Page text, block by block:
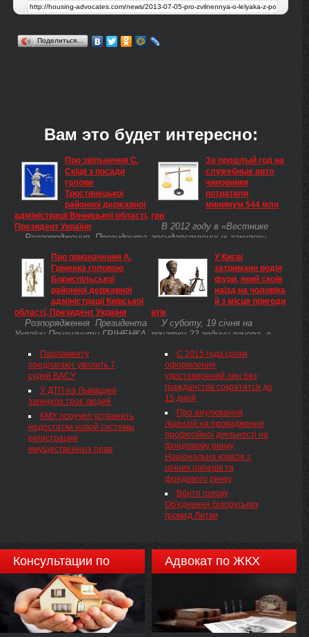
Поделиться…
Вам это будет интересно:
Про звільнення С.
Скіця з посади
голови
Тростянецької
районної державної
адміністрації Вінницької області,
Президент України
Розпорядження Президента
Сергія Васильовича з посади
голови Тростянецької районної
державної адміністрації
Вінницької області.
Про призначення А.
Гріненка головою
Бориспільської
районної державної
адміністрації Київської
області, Президент України
Розпорядження Президента
України Призначити ГРІНЕНКА
Бориспільської районної
державної адміністрації
Київської області. Президент
України
Парламенту
предлагают уволить 7
судей ВАСУ
У ДТП на Львівщині
загинуло троє людей
КМУ поручил устранить
недостатки новой системы
регистрации
имущественных прав
За прошлый год на
служебные авто
чиновники
потратили
минимум 544 млн
грн
В 2012 году в «Вестнике
государственных закупок»
о приобретении легковых
автомобилей
государственными и
коммунальными учреждениями
минимум на 544 млн грн.
У Києві
затримано водія
фури, який скоїв
наїзд на чоловіка
й з місця пригоди
втік
У суботу, 19 січня на
початку 22 години вечора, в
райуправління міліції надійшло
повідомлення про те, що на 17-
му кілометрі автодороги Київ
Житомир на проїзній частині
С 2015 года сроки
оформления
удостоверений лиц без
гражданства сократятся до
15 дней
Про анулювання
ліцензій на провадження
професійної діяльності на
фондовому ринку,
Національна комісія з
цінних паперів та
фондового ринку
Вбито голову
Об'єднання білоруських
громад Литви
Консультации по
недвижимости
Адвокат по ЖКХ